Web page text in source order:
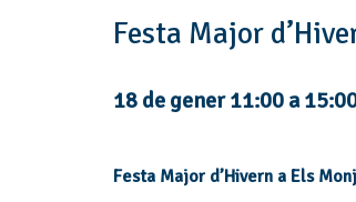
Festa Major
18 de gener 11:00 a
Festa Major d’Hivern a Els